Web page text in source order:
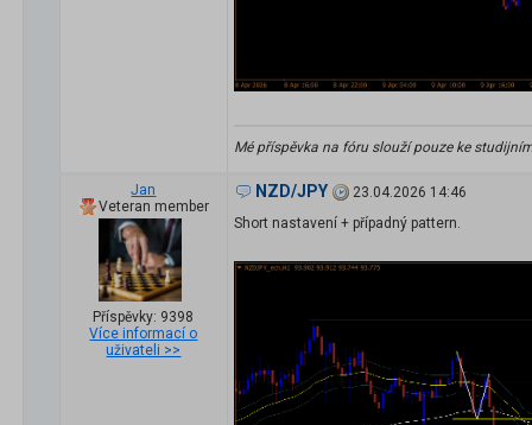
Mé příspěvka na fóru slouží pouze ke
Jan
Veteran member
Příspěvky: 9398
Více informací o
uživateli >>
NZD/JPY
23.04.2026 14:46
Short nastavení + případný pattern.